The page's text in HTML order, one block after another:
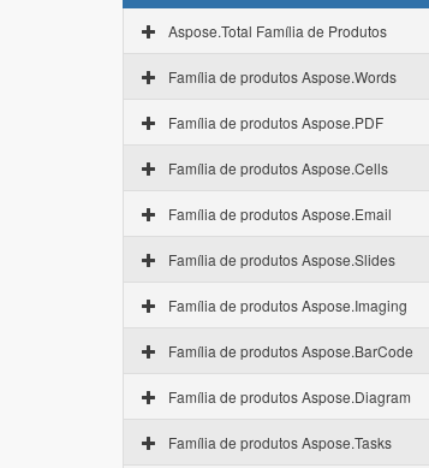
Aspose.Total Família de Produtos
Família de produtos Aspose.Words
Família de produtos Aspose.PDF
Família de produtos Aspose.Cells
Família de produtos Aspose.Email
Família de produtos Aspose.Slides
Família de produtos Aspose.Imaging
Família de produtos Aspose.BarCode
Família de produtos Aspose.Diagram
Família de produtos Aspose.Tasks